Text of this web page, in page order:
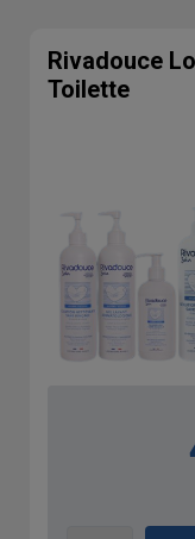
Rivadouce
Toilette